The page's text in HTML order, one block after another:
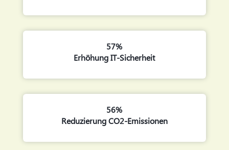
57%
Erhöhung IT-Sicherheit
56%
Reduzierung CO2-Emissionen